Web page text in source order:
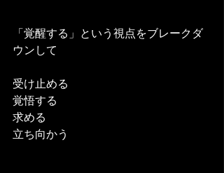
「覚醒する」という視点をブレークダ
ウンして
受け止める
覚悟する
求める
立ち向かう